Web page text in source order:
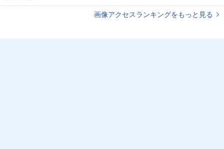
画像アクセスランキングをもっと見る